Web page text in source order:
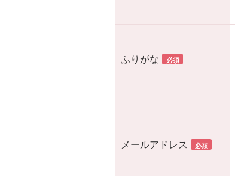
ふりがな 必須
メールアドレス 必須